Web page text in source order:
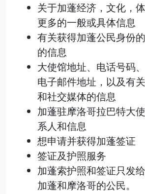
关于加蓬经济，文化，
更多的一般或具体信息
有关获得加蓬公民身份
的信息
大使馆地址、电话号码
电子邮件地址，以及有
和社交媒体的信息
加蓬驻摩洛哥拉巴特大
系人和信息
想申请并获得加蓬签证
签证及护照服务
加蓬索护照和签证只发
加蓬和摩洛哥的公民。